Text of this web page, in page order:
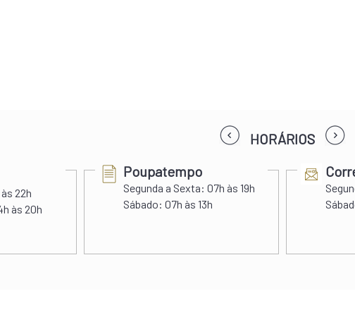
HORÁRIOS
22h
às 20h
Poupatempo
Segunda a Sexta: 07h às 19h
Sábado: 07h às 13h
prev